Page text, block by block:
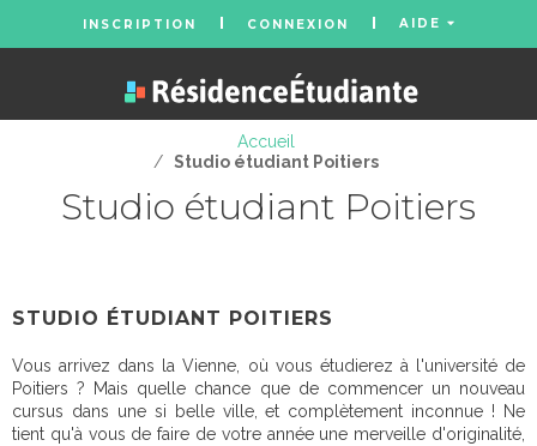
INSCRIPTION CONNEXION AIDE
Accueil
/ Studio étudiant Poitiers
Studio étudiant Poitiers
STUDIO ÉTUDIANT POITIERS
Vous arrivez dans la Vienne, où vous étudierez à l'université de
Poitiers ? Mais quelle chance que de commencer un nouveau
cursus dans une si belle ville, et complètement inconnue ! Ne
tient qu'à vous de faire de votre année une merveille d'originalité,